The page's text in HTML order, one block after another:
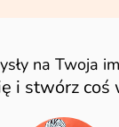
na Twoja
i stwórz